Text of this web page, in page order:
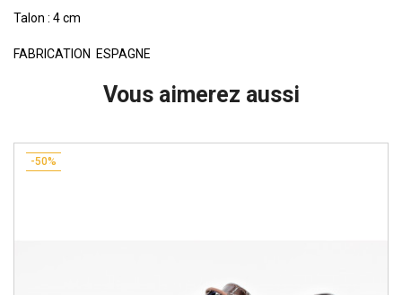
Talon : 4 cm
FABRICATION ESPAGNE
Vous aimerez aussi
-50%